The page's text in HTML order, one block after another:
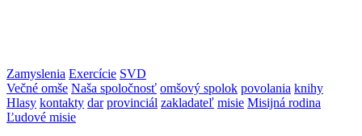
Zamyslenia Exercície SVD
Večné omše Naša spoločnosť omšový spolok povolania knihy
Hlasy kontakty dar provinciál zakladateľ misie Misijná rodina
Ľudové misie